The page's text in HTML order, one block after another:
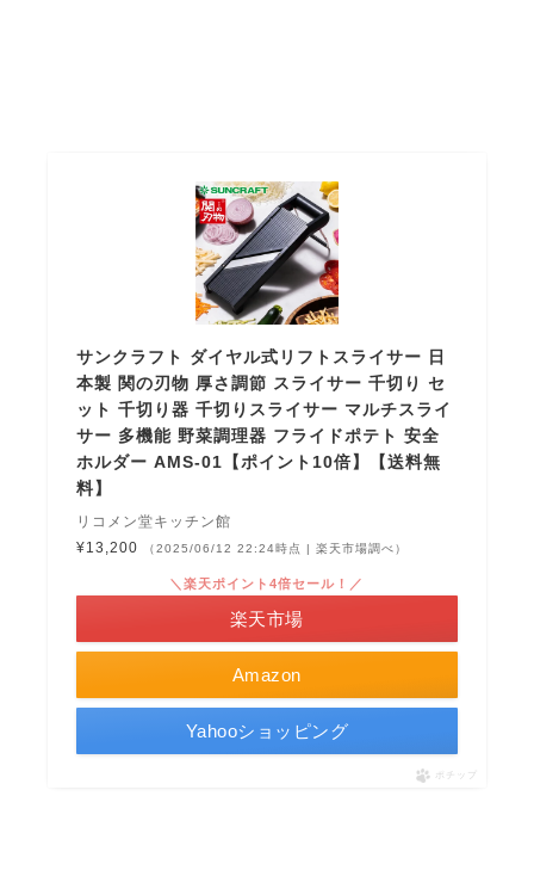
サンクラフト ダイヤル式リフトスライサー 日
本製 関の刃物 厚さ調節 スライサー 千切り セ
ット 千切り器 千切りスライサー マルチスライ
サー 多機能 野菜調理器 フライドポテト 安全
ホルダー AMS-01【ポイント10倍】【送料無
料】
リコメン堂キッチン館
¥13,200
（2025/06/12 22:24時点 | 楽天市場調べ）
Amazon
＼楽天ポイント4倍セール！／
楽天市場
Yahooショッピング
ポチップ